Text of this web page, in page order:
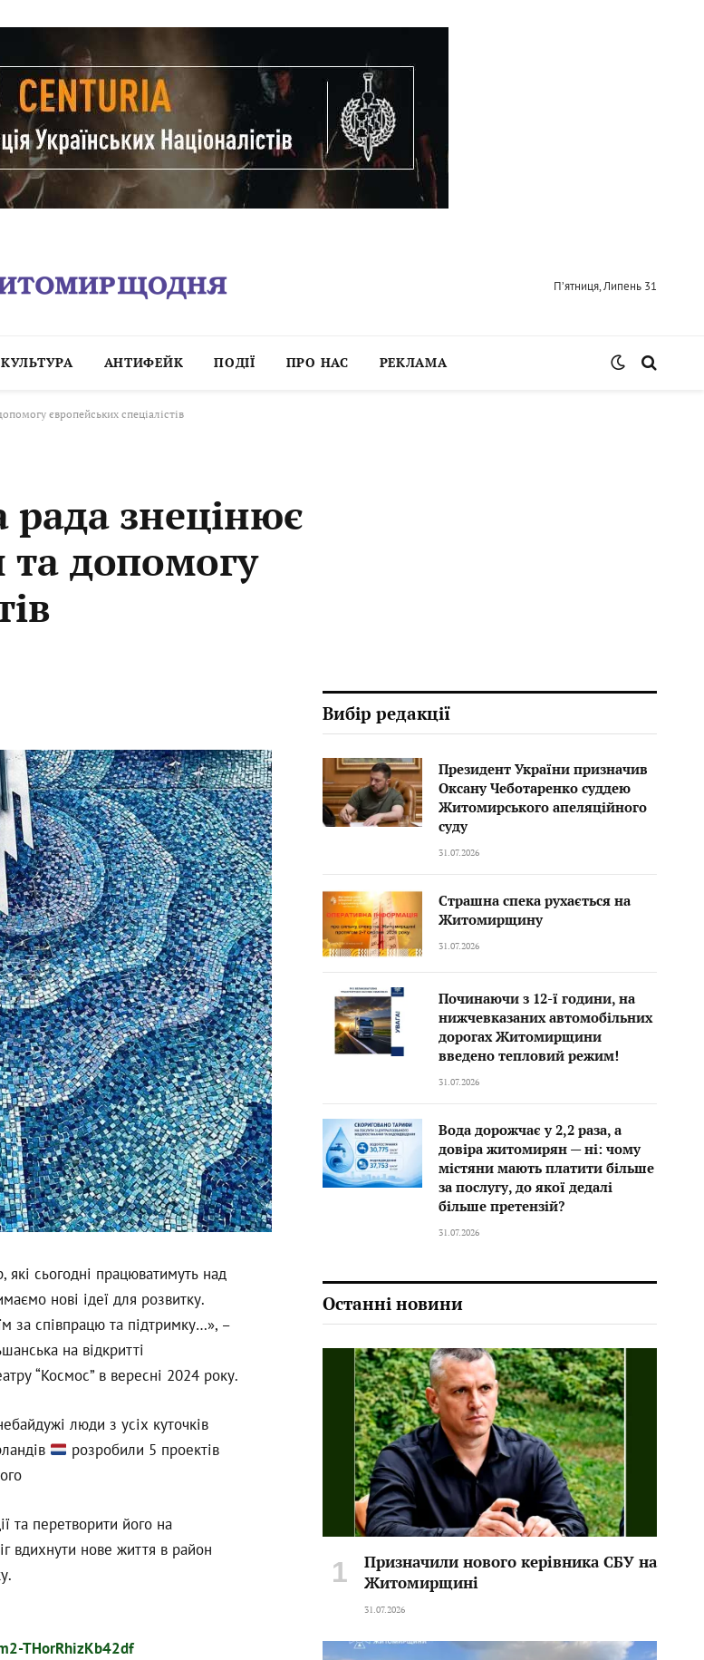
П’ятниця, Липень 31
КУЛЬТУРА АНТИФЕЙК ПОДІЇ ПРО НАС РЕКЛАМА
європейських спеціалістів
знецінює
допомогу
які сьогодні працюватимуть над
нові ідеї для розвитку.
за співпрацю та підтримку…», –
на відкритті
“Космос” в вересні 2024 року.
люди з усіх куточків
розробили 5 проектів
та перетворити його на
вдихнути нове життя в район
THorRhizKb42df
Вибір редакції
Президент України призначив
Оксану Чеботаренко суддею
Житомирського апеляційного
суду
31.07.2026
Страшна спека рухається на
Житомирщину
31.07.2026
Починаючи з 12-ї години, на
нижчевказаних автомобільних
дорогах Житомирщини
введено тепловий режим!
31.07.2026
Вода дорожчає у 2,2 раза, а
довіра житомирян — ні: чому
містяни мають платити більше
за послугу, до якої дедалі
більше претензій?
31.07.2026
Останні новини
Призначили нового керівника СБУ на
Житомирщині
31.07.2026